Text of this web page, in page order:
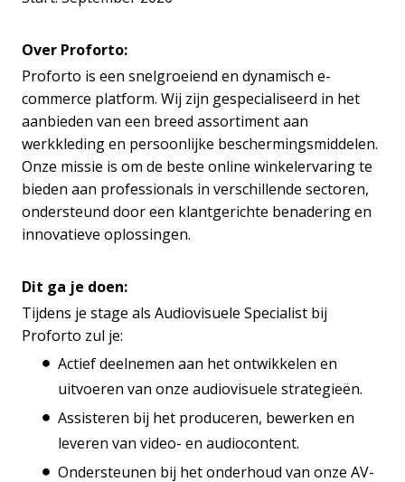
Over Proforto:
Proforto is een snelgroeiend en dynamisch e-
commerce platform. Wij zijn gespecialiseerd in het
aanbieden van een breed assortiment aan
werkkleding en persoonlijke beschermingsmiddelen.
Onze missie is om de beste online winkelervaring te
bieden aan professionals in verschillende sectoren,
ondersteund door een klantgerichte benadering en
innovatieve oplossingen.
Dit ga je doen:
Tijdens je stage als Audiovisuele Specialist bij
Proforto zul je:
Actief deelnemen aan het ontwikkelen en
uitvoeren van onze audiovisuele strategieën.
Assisteren bij het produceren, bewerken en
leveren van video- en audiocontent.
Ondersteunen bij het onderhoud van onze AV-